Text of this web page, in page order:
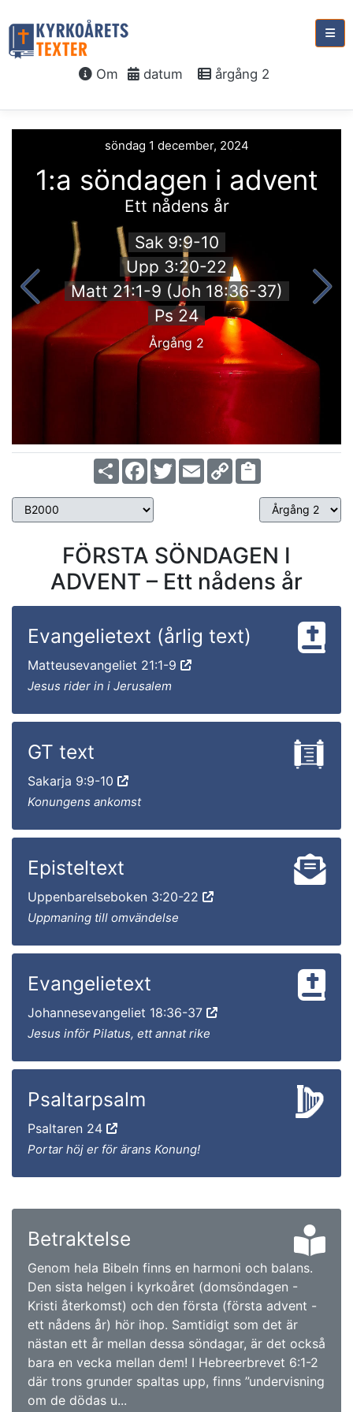
Om datum årgång 2
söndag 1 december, 2024
1:a söndagen i advent
Ett nådens år
Sak 9:9-10
Upp 3:20-22
Matt 21:1-9 (Joh 18:36-37)
Ps 24
Årgång 2
ShareFacebook
TwitterEmailCopy
Link
FÖRSTA SÖNDAGEN I
ADVENT – Ett nådens år
Evangelietext (årlig text)
Matteusevangeliet 21:1-9
Jesus rider in i Jerusalem
GT text
Sakarja 9:9-10
Konungens ankomst
Episteltext
Uppenbarelseboken 3:20-22
Uppmaning till omvändelse
Evangelietext
Johannesevangeliet 18:36-37
Jesus inför Pilatus, ett annat rike
Psaltarpsalm
Psaltaren 24
Portar höj er för ärans Konung!
Betraktelse
Genom hela Bibeln finns en harmoni och balans.
Den sista helgen i kyrkoåret (domsöndagen -
Kristi återkomst) och den första (första advent -
ett nådens år) hör ihop. Samtidigt som det är
nästan ett år mellan dessa söndagar, är det också
bara en vecka mellan dem! I Hebreerbrevet 6:1-2
där trons grunder spaltas upp, finns ”undervisning
om de dödas u...